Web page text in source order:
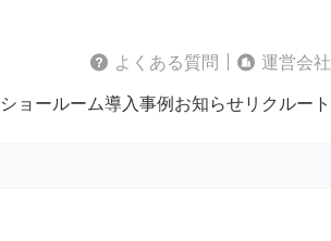
よくある質問
運営会社
ショールーム導入事例お知らせリクルート